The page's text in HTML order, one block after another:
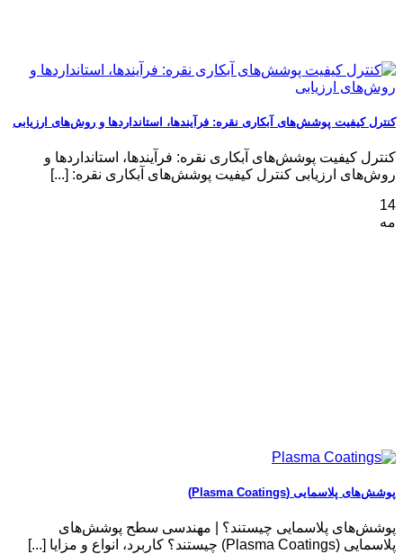
کنترل کیفیت پوشش‌های آبکاری نقره: فرآیندها، استانداردها و روش‌های ارزیابی
کنترل کیفیت پوشش‌های آبکاری نقره: فرآیندها، استانداردها و
روش‌های ارزیابی کنترل کیفیت پوشش‌های آبکاری نقره: [...]
14
مه
پوشش‌های پلاسمایی (Plasma Coatings)
پوشش‌های پلاسمایی چیستند؟ | مهندسی سطح پوشش‌های
پلاسمایی (Plasma Coatings) چیستند؟ کاربرد، انواع و مزایا [...]